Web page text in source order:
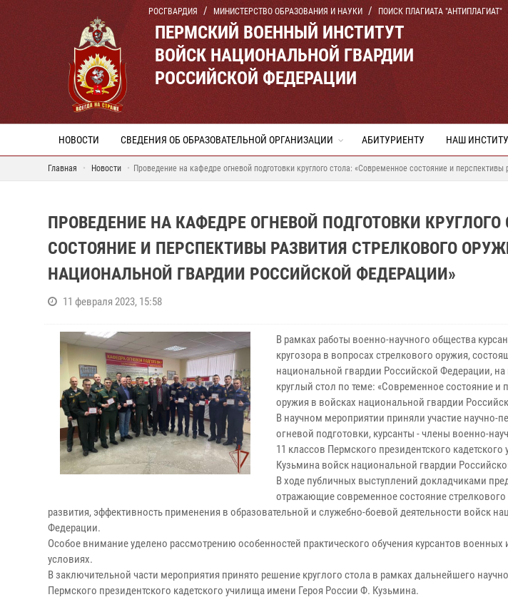
РОСГВАРДИЯ МИНИСТЕРСТВО ОБРАЗОВАНИЯ И НАУКИ ПОИСК ПЛАГИАТА "АНТИПЛАГИАТ"
ПЕРМСКИЙ ВОЕННЫЙ ИНСТИТУТ
ВОЙСК НАЦИОНАЛЬНОЙ ГВАРДИИ
РОССИЙСКОЙ ФЕДЕРАЦИИ
НОВОСТИ СВЕДЕНИЯ ОБ ОБРАЗОВАТЕЛЬНОЙ ОРГАНИЗАЦИИ АБИТУРИЕНТУ НАШ
Главная Новости Проведение на кафедре огневой подготовки круглого стола: «Современное состояние и
ПРОВЕДЕНИЕ НА КАФЕДРЕ ОГНЕВОЙ ПОДГОТОВКИ
СОСТОЯНИЕ И ПЕРСПЕКТИВЫ РАЗВИТИЯ СТРЕЛКОВОГО
НАЦИОНАЛЬНОЙ ГВАРДИИ РОССИЙСКОЙ ФЕДЕРАЦИИ»
11 февраля 2023, 15:58
В рамках работы военно-научного общества
кругозора в вопросах стрелкового оружия,
национальной гвардии Российской Федерации,
круглый стол по теме: «Современное состояние и
оружия в войсках национальной гвардии
В научном мероприятии приняли участие научно-
огневой подготовки, курсанты - члены военно-
11 классов Пермского президентского
Кузьмина войск национальной гвардии
В ходе публичных выступлений докладчиками
отражающие современное состояние
развития, эффективность применения в образовательной и служебно-боевой деятельности войск
Федерации.
Особое внимание уделено рассмотрению особенностей практического обучения курсантов военных
условиях.
В заключительной части мероприятия принято решение круглого стола в рамках дальнейшего
Пермского президентского кадетского училища имени Героя России Ф. Кузьмина.